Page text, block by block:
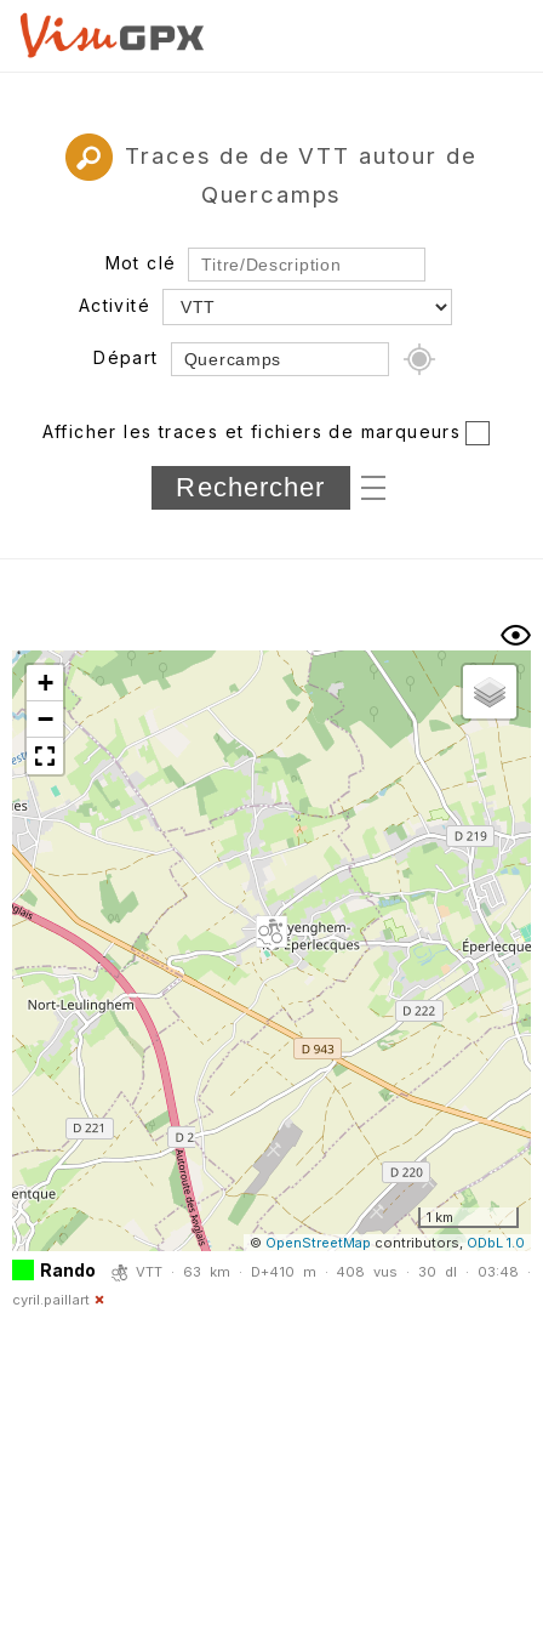
Traces de de VTT autour de
Quercamps
Mot clé
Activité
Départ
Département
Longueur min/max
Trier par
Horodatage Photos
Afficher les traces et fichiers de marqueurs
+
−
1 km
© OpenStreetMap contributors, ODbL 1.0
Rando
VTT · 63 km · D+410 m · 408 vus · 30 dl · 03:48 ·
cyril.paillart